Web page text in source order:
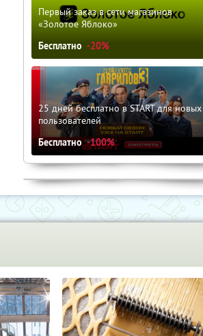
Первый заказ в сети магазинов
«Золотое Яблоко»
Бесплатно -20%
25 дней бесплатно в START для новых
пользователей
Бесплатно -100%